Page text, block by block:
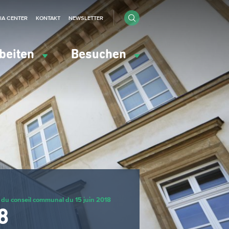
Besuchen
CENTER KONTAKT NEWSLETTER
du conseil communal du 15 juin 2018